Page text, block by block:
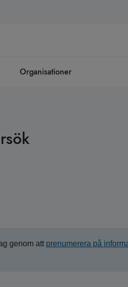
Organisationer
genom att prenumerera på